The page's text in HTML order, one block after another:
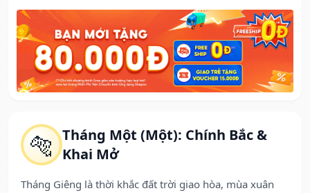
🐅 Tháng Một (Một): Chính Bắc &
Khai Mở
Tháng Giêng là thời khắc đất trời giao hòa, mùa xuân